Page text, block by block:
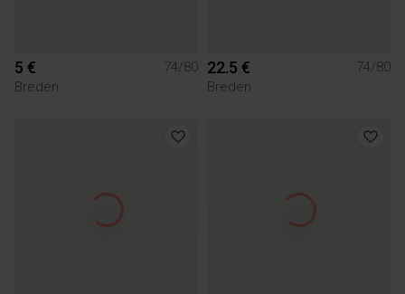
5 €
74/80
Breden
22.5 €
74/80
Breden